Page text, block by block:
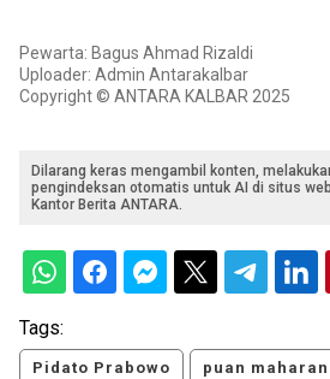
Pewarta: Bagus Ahmad Rizaldi
Uploader: Admin Antarakalbar
Copyright © ANTARA KALBAR 2025
Dilarang keras mengambil konten,
pengindeksan otomatis untuk AI di situs
Kantor Berita ANTARA.
Tags:
Pidato Prabowo puan